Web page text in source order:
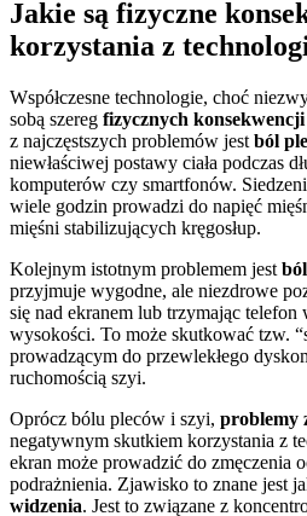
Jakie są fizyczne
korzystania z
Współczesne technologie, choć
sobą szereg fizycznych konsekwencji
z najczęstszych problemów jest ból
niewłaściwej postawy ciała podczas
komputerów czy smartfonów.
wiele godzin prowadzi do napięć
mięśni stabilizujących kręgosłup.
Kolejnym istotnym problemem jest
przyjmuje wygodne, ale niezdrowe
się nad ekranem lub trzymając
wysokości. To może skutkować tzw.
prowadzącym do przewlekłego
ruchomością szyi.
Oprócz bólu pleców i szyi, problemy
negatywnym skutkiem korzystania z
ekran może prowadzić do zmęczenia
podrażnienia. Zjawisko to znane jest
widzenia. Jest to związane z